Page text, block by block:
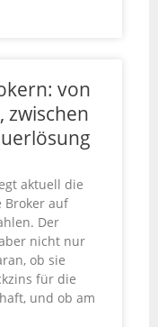
von
zwischen
aktuell die
Broker auf
Der
nicht nur
ob sie
für die
und ob am